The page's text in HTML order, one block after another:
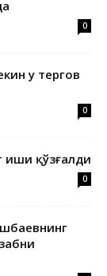
0
у тергов
0
иши қўзғалди
0